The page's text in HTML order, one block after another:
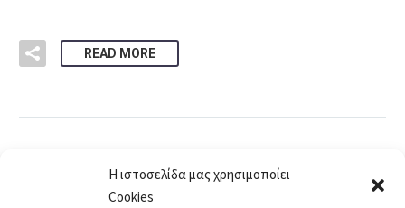
Η ιστοσελίδα μας χρησιμοποίει
Cookies
READ MORE
2 3